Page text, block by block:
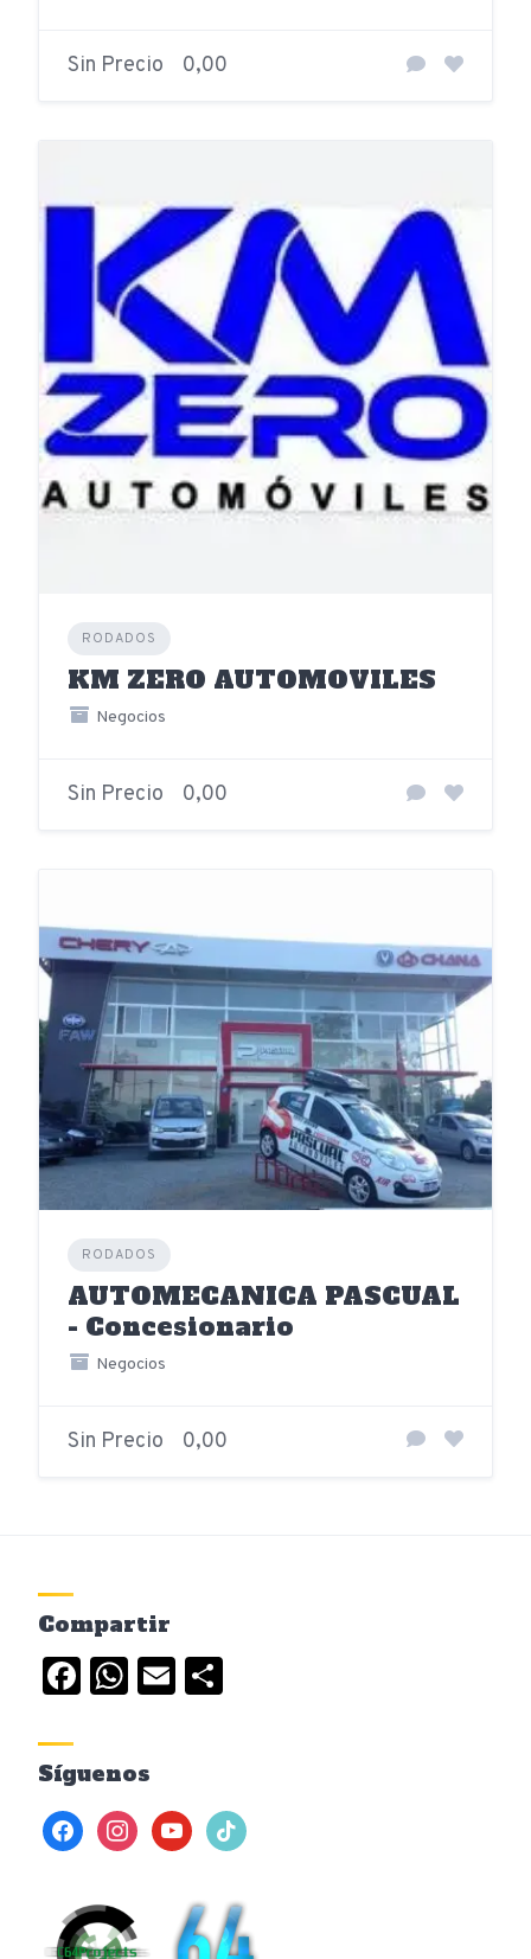
Sin Precio 0,00
RODADOS
KM ZERO AUTOMOVILES
Negocios
Sin Precio 0,00
RODADOS
AUTOMECANICA PASCUAL
- Concesionario
Negocios
Sin Precio 0,00
Compartir
Facebook
WhatsApp
Email
Síguenos
facebookinstagramyoutubetiktok